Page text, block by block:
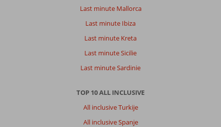
Last minute Mallorca
Last minute Ibiza
Last minute Kreta
Last minute Sicilie
Last minute Sardinie
TOP 10 ALL INCLUSIVE
All inclusive Turkije
All inclusive Spanje